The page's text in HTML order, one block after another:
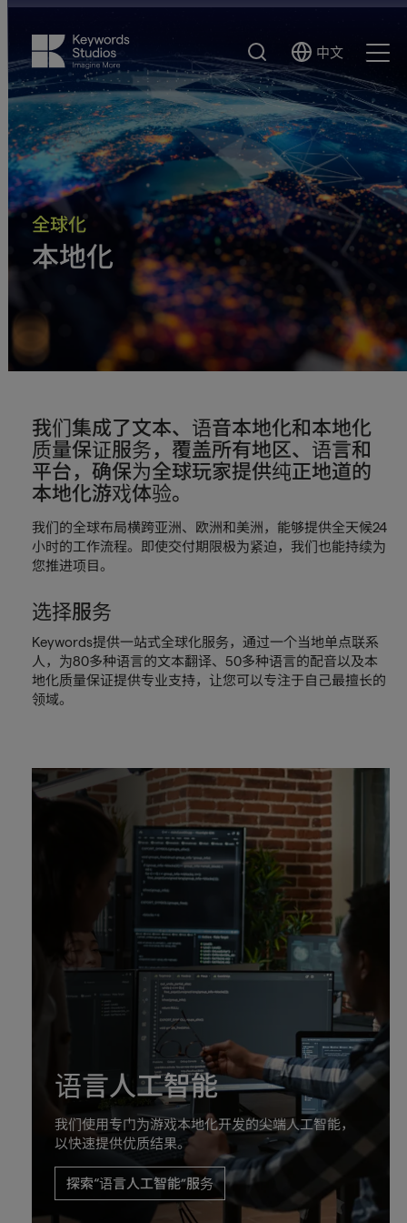
搜
索
Select
Language
中文
全球化
本地化
我们集成了文本、语音本地化和本地化
质量保证服务，覆盖所有地区、语言和
平台，确保为全球玩家提供纯正地道的
本地化游戏体验。
我们的全球布局横跨亚洲、欧洲和美洲，能够提供全天候24
小时的工作流程。即使交付期限极为紧迫，我们也能持续为
您推进项目。
选择服务
Keywords提供一站式全球化服务，通过一个当地单点联系
人，为80多种语言的文本翻译、50多种语言的配音以及本
地化质量保证提供专业支持，让您可以专注于自己最擅长的
领域。
语言人工智能
我们使用专门为游戏本地化开发的尖端人工智能，
以快速提供优质结果。
探索“语言人工智能”服务